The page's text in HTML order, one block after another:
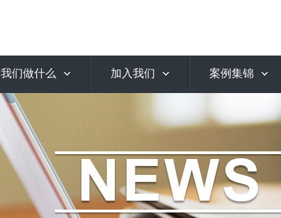
我们做什么 加入我们 案例集锦